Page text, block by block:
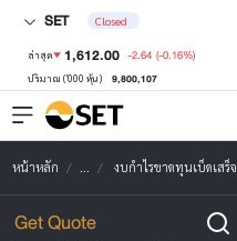
SET Closed
ล่าสุด 1,612.00 -2.64 (-0.16%)
ปริมาณ ('000 หุ้น) 9,800,107
หน้าหลัก ... งบกำไรขาดทุนเบ็ดเสร็จ